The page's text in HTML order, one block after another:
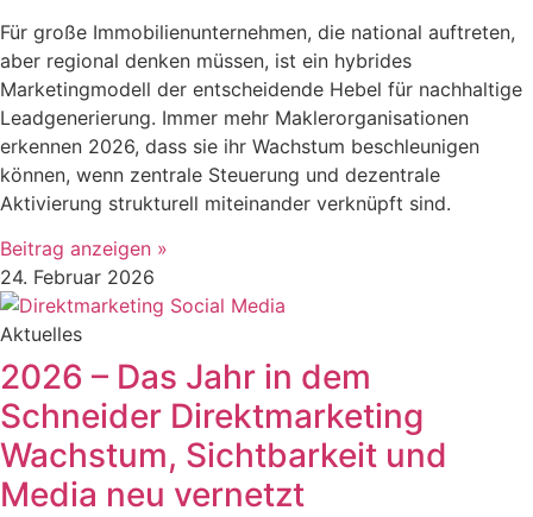
Für große Immobilienunternehmen, die national auftreten,
aber regional denken müssen, ist ein hybrides
Marketingmodell der entscheidende Hebel für nachhaltige
Leadgenerierung. Immer mehr Maklerorganisationen
erkennen 2026, dass sie ihr Wachstum beschleunigen
können, wenn zentrale Steuerung und dezentrale
Aktivierung strukturell miteinander verknüpft sind.
Beitrag anzeigen »
24. Februar 2026
Aktuelles
2026 – Das Jahr in dem
Schneider Direktmarketing
Wachstum, Sichtbarkeit und
Media neu vernetzt